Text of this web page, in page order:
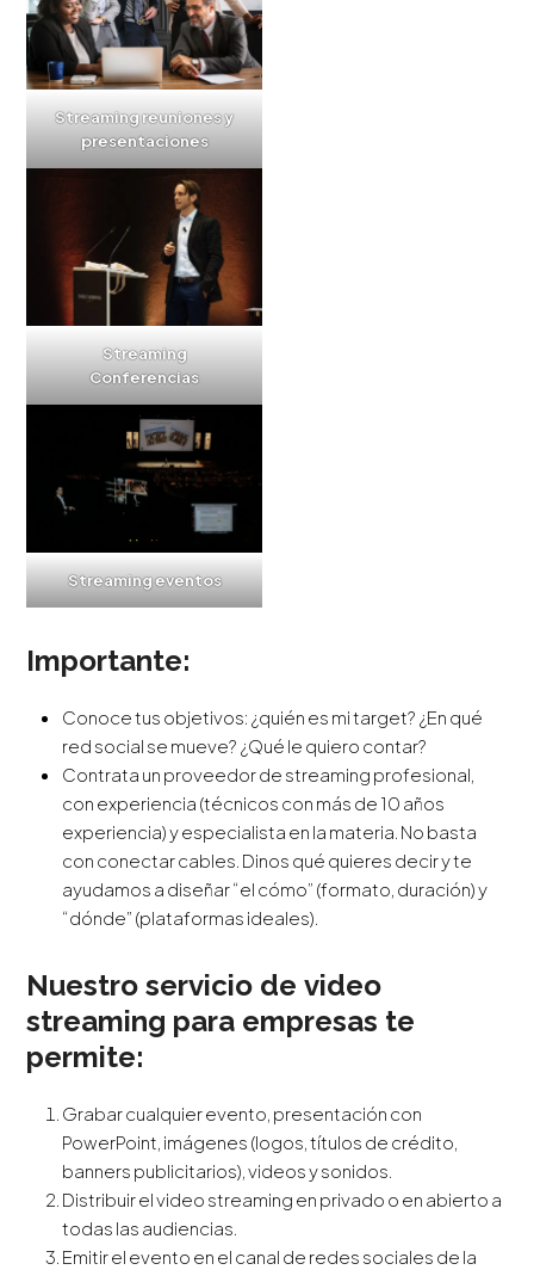
Streaming reuniones y
presentaciones
Streaming
Conferencias
Streaming eventos
Importante:
Conoce tus objetivos: ¿quién es mi target? ¿En qué
red social se mueve? ¿Qué le quiero contar?
Contrata un proveedor de streaming profesional,
con experiencia (técnicos con más de 10 años
experiencia) y especialista en la materia. No basta
con conectar cables. Dinos qué quieres decir y te
ayudamos a diseñar “el cómo” (formato, duración) y
“dónde” (plataformas ideales).
Nuestro servicio devideo
streaming para empresas te
permite:
Grabar cualquier evento, presentación con
PowerPoint, imágenes (logos, títulos de crédito,
banners publicitarios), videos y sonidos.
Distribuir el video streaming en privado o en abierto a
todas las audiencias.
Emitir el evento en el canal de redes sociales de la